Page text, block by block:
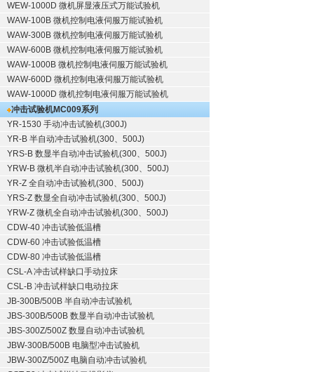
WEW-1000D 微机屏显液压式万能试验机
WAW-100B 微机控制电液伺服万能试验机
WAW-300B 微机控制电液伺服万能试验机
WAW-600B 微机控制电液伺服万能试验机
WAW-1000B 微机控制电液伺服万能试验机
WAW-600D 微机控制电液伺服万能试验机
WAW-1000D 微机控制电液伺服万能试验机
冲击试验机MC009系列
YR-1530 手动冲击试验机(300J)
YR-B 半自动冲击试验机(300、500J)
YRS-B 数显半自动冲击试验机(300、500J)
YRW-B 微机半自动冲击试验机(300、500J)
YR-Z 全自动冲击试验机(300、500J)
YRS-Z 数显全自动冲击试验机(300、500J)
YRW-Z 微机全自动冲击试验机(300、500J)
CDW-40 冲击试验低温槽
CDW-60 冲击试验低温槽
CDW-80 冲击试验低温槽
CSL-A 冲击试样缺口手动拉床
CSL-B 冲击试样缺口电动拉床
JB-300B/500B 半自动冲击试验机
JBS-300B/500B 数显半自动冲击试验机
JBS-300Z/500Z 数显自动冲击试验机
JBW-300B/500B 电脑型冲击试验机
JBW-300Z/500Z 电脑自动冲击试验机